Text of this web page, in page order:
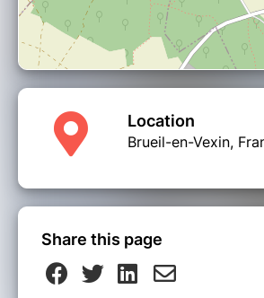
Location
Brueil-en-Vexin,
Share this page